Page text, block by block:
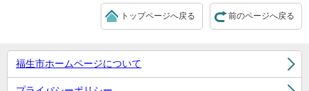
前のページへ戻る
トップページへ戻る
福生市ホームページについて